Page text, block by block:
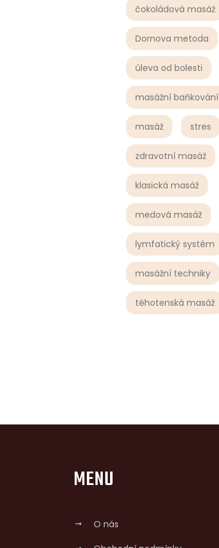
čokoládová masáž
Dornova metoda
úleva od bolesti
masážní baňkování
masáž stres
zdravotní masáž
klasická masáž
medová masáž
lymfatický systém
masážní techniky
těhotenská masáž
MENU
O nás